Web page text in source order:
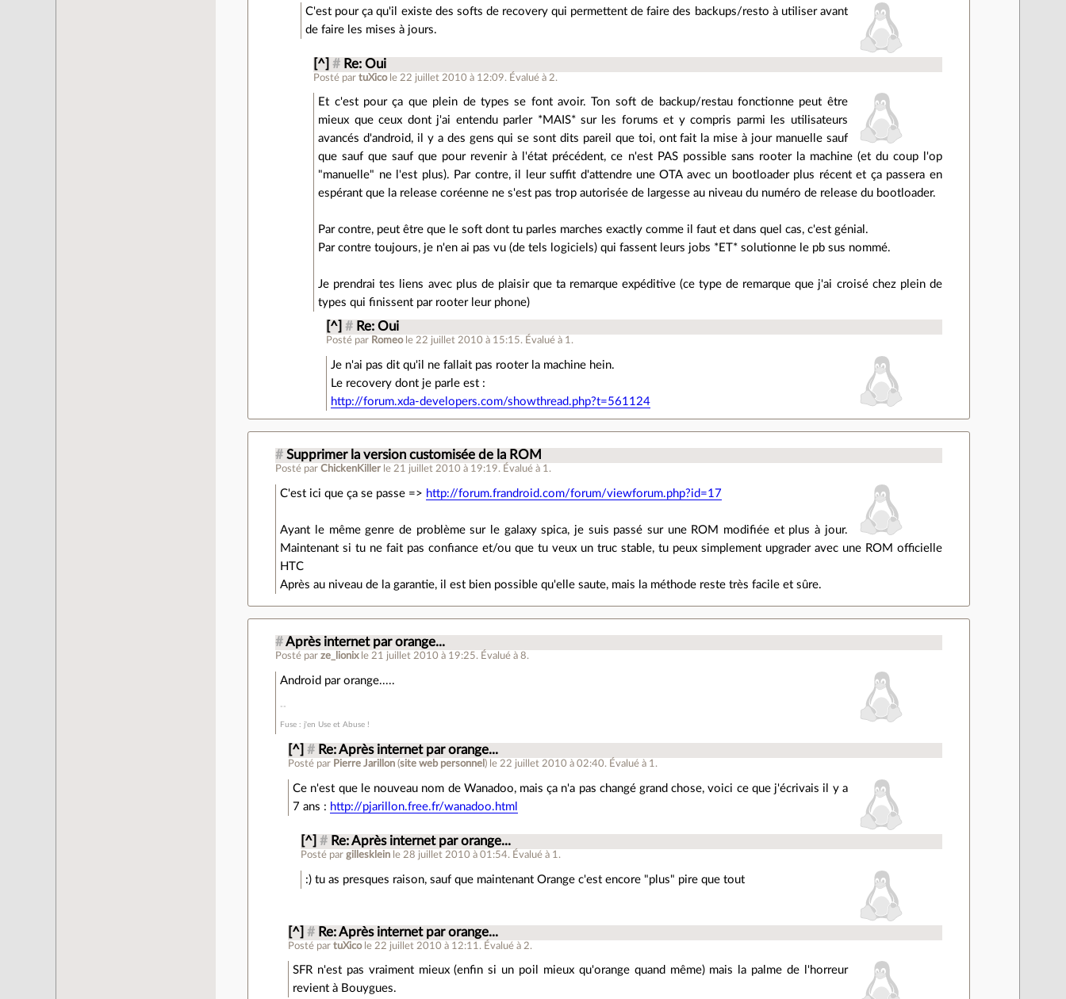
C'est pour ça qu'il existe des softs de recovery qui permettent de faire des backups/resto à utiliser avant
de faire les mises à jours.
[^] # Re: Oui
Posté partuXico le 22 juillet 2010 à 12:09. Évalué à 2.
Et c'est pour ça que plein de types se font avoir. Ton soft de backup/restau fonctionne peut être
mieux que ceux dont j'ai entendu parler *MAIS* sur les forums et y compris parmi les utilisateurs
avancés d'android, il y a des gens qui se sont dits pareil que toi, ont fait la mise à jour manuelle sauf
que sauf que sauf que pour revenir à l'état précédent, ce n'est PAS possible sans rooter la machine (et du coup l'op
"manuelle" ne l'est plus). Par contre, il leur suffit d'attendre une OTA avec un bootloader plus récent et ça passera en
espérant que la release coréenne ne s'est pas trop autorisée de largesse au niveau du numéro de release du bootloader.
Par contre, peut être que le soft dont tu parles marches exactly comme il faut et dans quel cas, c'est génial.
Par contre toujours, je n'en ai pas vu (de tels logiciels) qui fassent leurs jobs *ET* solutionne le pb sus nommé.
Je prendrai tes liens avec plus de plaisir que ta remarque expéditive (ce type de remarque que j'ai croisé chez plein de
types qui finissent par rooter leur phone)
[^] # Re: Oui
Posté par Romeo le 22 juillet 2010 à 15:15. Évalué à 1.
Je n'ai pas dit qu'il ne fallait pas rooter la machine hein.
Le recovery dont je parle est :
http://forum.xda-developers.com/showthread.php?t=561124
# Supprimer la version customisée de la ROM
Posté parChickenKiller le 21 juillet 2010 à 19:19. Évalué à 1.
C'est ici que ça se passe => http://forum.frandroid.com/forum/viewforum.php?id=17
Ayant le même genre de problème sur le galaxy spica, je suis passé sur une ROM modifiée et plus à jour.
Maintenant si tu ne fait pas confiance et/ou que tu veux un truc stable, tu peux simplement upgrader avec une ROM officielle
HTC
Après au niveau de la garantie, il est bien possible qu'elle saute, mais la méthode reste très facile et sûre.
# Après internet par orange...
Posté parze_lionix le 21 juillet 2010 à 19:25. Évalué à8.
Android par orange.....
Fuse : j'en Use et Abuse !
[^] # Re: Après internet par orange...
Posté par Pierre Jarillon (site web personnel ) le 22 juillet 2010 à 02:40. Évalué à 1 .
Ce n'est que le nouveau nom de Wanadoo, mais ça n'a pas changé grand chose, voici ce que j'écrivais il y a
7 ans : http://pjarillon.free.fr/wanadoo.html
[^] # Re: Après internet par orange...
Posté pargillesklein le 28 juillet 2010 à 01:54. Évalué à 1 .
:) tu as presques raison, sauf que maintenant Orange c'est encore "plus" pire que tout
[^] # Re: Après internet par orange...
Posté partuXico le 22 juillet 2010 à 12:11 . Évalué à 2.
SFR n'est pas vraiment mieux (enfin si un poil mieux qu'orange quand même) mais la palme de l'horreur
revient à Bouygues.